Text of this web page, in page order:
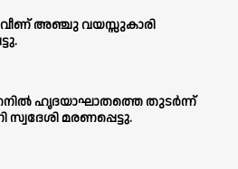
വീണ് അഞ്ചു വയസ്സുകാരി
ഹൃദയാഘാതത്തെ തുടർന്ന്
സ്വദേശി മരണപ്പെട്ടു.